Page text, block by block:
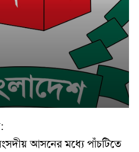
আসনের মধ্যে পাঁচটিতে